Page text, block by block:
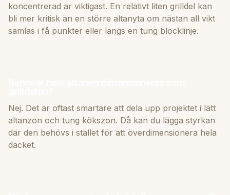
koncentrerad är viktigast. En relativt liten grilldel kan
bli mer kritisk än en större altanyta om nästan all vikt
samlas i få punkter eller längs en tung blocklinje.
Nej. Det är oftast smartare att dela upp projektet i lätt
altanzon och tung kökszon. Då kan du lägga styrkan
där den behövs i stället för att överdimensionera hela
däcket.